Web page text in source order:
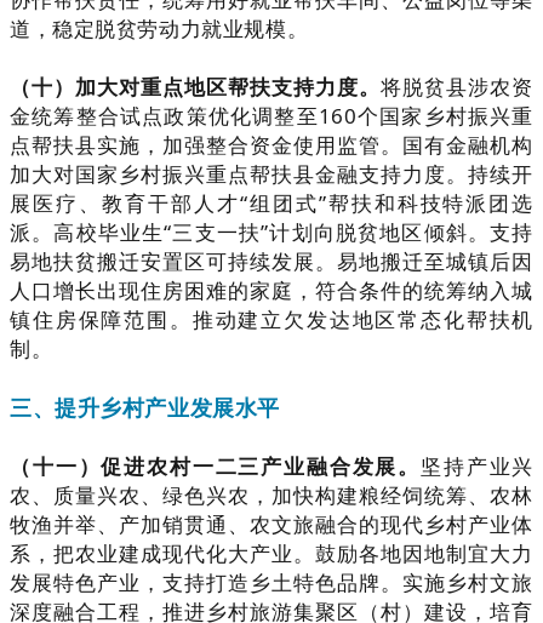
道，稳定脱贫劳动力就业规模。
（十）加大对重点地区帮扶支持力度。将脱贫县涉农资
金统筹整合试点政策优化调整至160个国家乡村振兴重
点帮扶县实施，加强整合资金使用监管。国有金融机构
加大对国家乡村振兴重点帮扶县金融支持力度。持续开
展医疗、教育干部人才“组团式”帮扶和科技特派团选
派。高校毕业生“三支一扶”计划向脱贫地区倾斜。支持
易地扶贫搬迁安置区可持续发展。易地搬迁至城镇后因
人口增长出现住房困难的家庭，符合条件的统筹纳入城
镇住房保障范围。推动建立欠发达地区常态化帮扶机
制。
三、提升乡村产业发展水平
（十一）促进农村一二三产业融合发展。 坚持产业兴
农、质量兴农、绿色兴农，加快构建粮经饲统筹、农林
牧渔并举、产加销贯通、农文旅融合的现代乡村产业体
系，把农业建成现代化大产业。鼓励各地因地制宜大力
发展特色产业，支持打造乡土特色品牌。实施乡村文旅
深度融合工程，推进乡村旅游集聚区（村）建设，培育